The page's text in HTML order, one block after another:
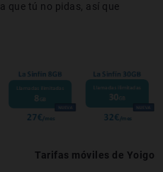
que tú no pidas, así que
Tarifas móviles de Yoigo